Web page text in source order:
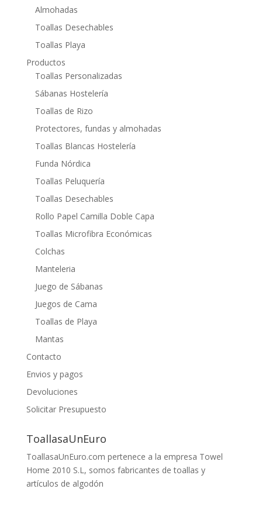
Almohadas
Toallas Desechables
Toallas Playa
Productos
Toallas Personalizadas
Sábanas Hostelería
Toallas de Rizo
Protectores, fundas y almohadas
Toallas Blancas Hostelería
Funda Nórdica
Toallas Peluquería
Toallas Desechables
Rollo Papel Camilla Doble Capa
Toallas Microfibra Económicas
Colchas
Manteleria
Juego de Sábanas
Juegos de Cama
Toallas de Playa
Mantas
Contacto
Envios y pagos
Devoluciones
Solicitar Presupuesto
ToallasaUnEuro
ToallasaUnEuro.com pertenece a la empresa Towel
Home 2010 S.L, somos fabricantes de toallas y
artículos de algodón